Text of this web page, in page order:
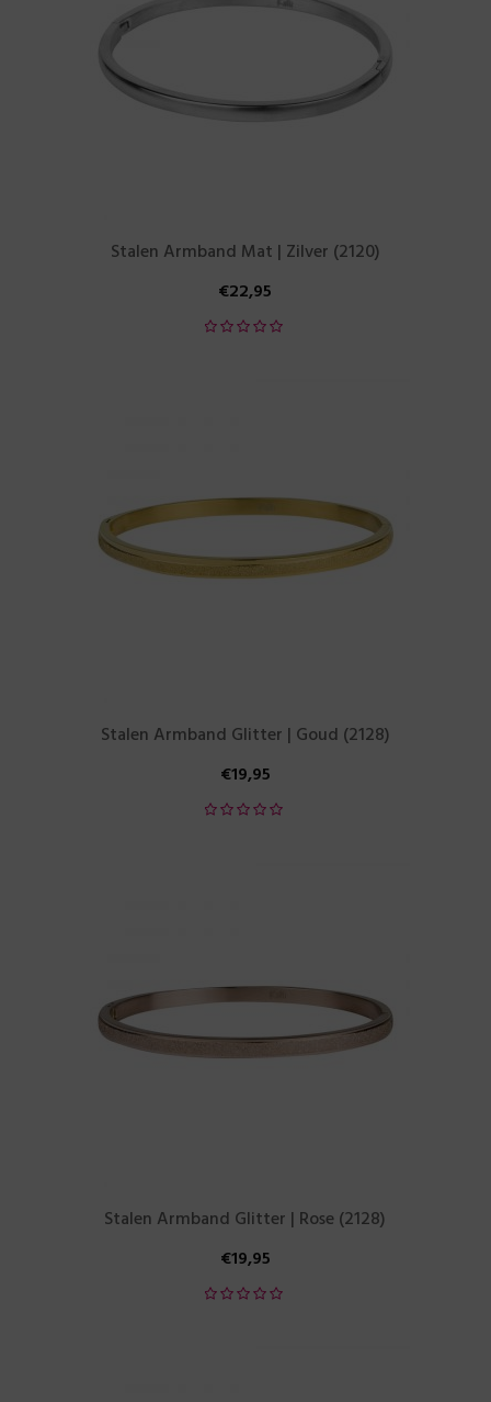
Stalen Armband Mat | Zilver (2120)
€22,95
Stalen Armband Glitter | Goud (2128)
€19,95
Stalen Armband Glitter | Rose (2128)
€19,95